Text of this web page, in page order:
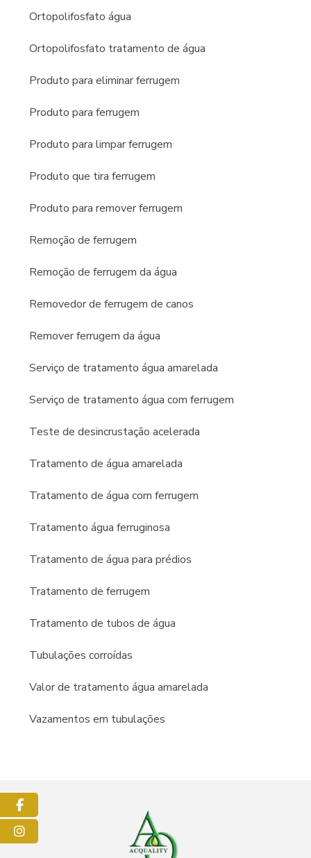
Ortopolifosfato água
Ortopolifosfato tratamento de água
Produto para eliminar ferrugem
Produto para ferrugem
Produto para limpar ferrugem
Produto que tira ferrugem
Produto para remover ferrugem
Remoção de ferrugem
Remoção de ferrugem da água
Removedor de ferrugem de canos
Remover ferrugem da água
Serviço de tratamento água amarelada
Serviço de tratamento água com ferrugem
Teste de desincrustação acelerada
Tratamento de água amarelada
Tratamento de água com ferrugem
Tratamento água ferruginosa
Tratamento de água para prédios
Tratamento de ferrugem
Tratamento de tubos de água
Tubulações corroídas
Valor de tratamento água amarelada
Vazamentos em tubulações
Facebook
Instagram